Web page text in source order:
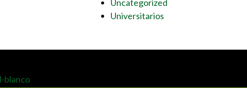
Uncategorized
Universitarios